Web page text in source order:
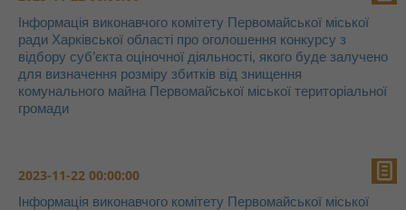
Інформація виконавчого комітету Первомайської міської
ради Харківської області про оголошення конкурсу з
відбору суб’єкта оціночної діяльності, якого буде залучено
для визначення розміру збитків від знищення
комунального майна Первомайської міської територіальної
громади
2023-11-22 00:00:00
Інформація виконавчого комітету Первомайської міської